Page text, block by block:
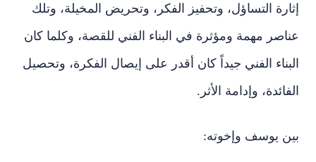
إثارة التساؤل، وتحفيز الفكر، وتحريض المخيلة، وتلك
عناصر مهمة ومؤثرة في البناء الفني للقصة، وكلما كان
البناء الفني جيداً كان أقدر على إيصال الفكرة، وتحصيل
الفائدة، وإدامة الأثر.
بين يوسف وإخوته: